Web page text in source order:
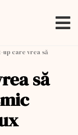
up care vrea să
să